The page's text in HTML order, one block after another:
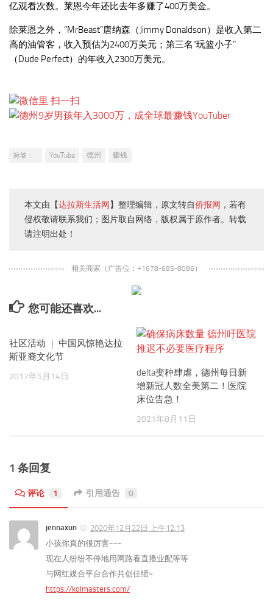
亿观看次数。莱恩今年还比去年多赚了400万美金。
除莱恩之外，“MrBeast”唐纳森（Jimmy Donaldson）是收入第二
高的油管客，收入预估为2400万美元；第三名“玩篮小子”
（Dude Perfect）的年收入2300万美元。
标签： YouTube 德州 赚钱
本文由【达拉斯生活网 】整理编辑，原文转自侨报网 ，若有
侵权敬请联系我们；图片取自网络，版权属于原作者。转载
请注明出处！
相关商家（广告位：+1678-685-8086）
您可能还喜欢...
社区活动 ｜ 中国风惊艳达拉
斯亚裔文化节
2017年5月14日
delta变种肆虐，德州每日新
增新冠人数全美第二！医院
床位告急！
2021年8月11日
1 条回复
评论 1 引用通告 0
jennaxun
2020年12月22日 上午12:13
小孩你真的很厉害~~~
现在人纷纷不停地用网路看直播业配等等
与网红媒合平台合作共创佳绩~
https://kolmasters.com/